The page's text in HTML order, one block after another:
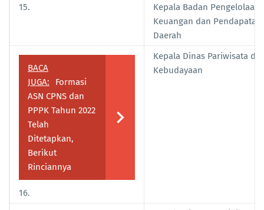
15.
Kepala Badan Pengelolaan
Keuangan dan Pendapatan
Daerah
BACA
JUGA:
Formasi
ASN CPNS dan
PPPK Tahun 2022
Telah
Ditetapkan,
Berikut
Rinciannya
16.
Kepala Dinas Pariwisata
Kebudayaan